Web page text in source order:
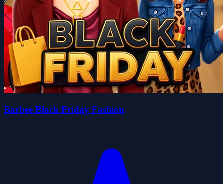
Barbee Black Friday Fashion